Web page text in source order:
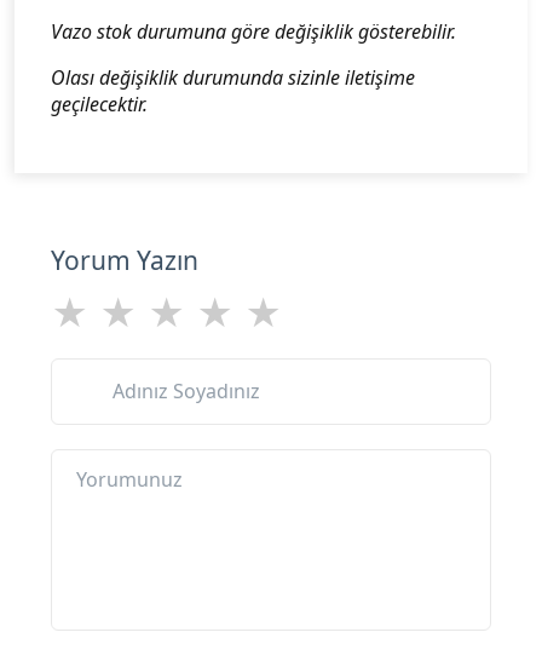
Vazo stok durumuna göre değişiklik gösterebilir.
Olası değişiklik durumunda sizinle iletişime
geçilecektir.
Yorum Yazın